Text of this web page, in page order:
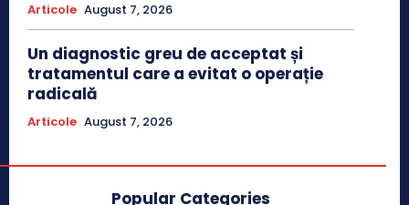
Articole August 7, 2026
Un diagnostic greu de acceptat și
tratamentul care a evitat o operație
radicală
Articole August 7, 2026
Popular Categories